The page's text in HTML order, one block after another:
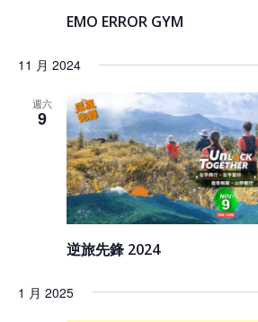
EMO ERROR GYM
11 月 2024
週六
9
逆旅先鋒 2024
1 月 2025